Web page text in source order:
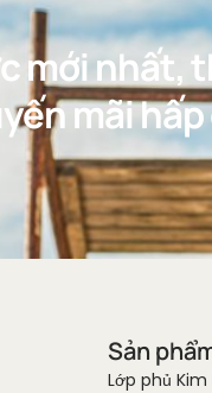
mới nhất,
mãi
Sản
Lớp phủ Kim